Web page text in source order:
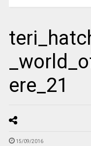
ere_21
15/09/2016